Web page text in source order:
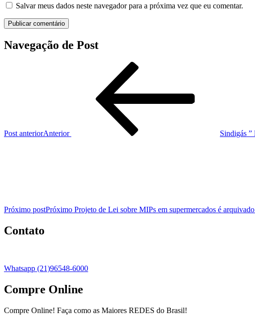
Salvar meus dados neste navegador para a próxima vez que eu comentar.
Navegação de Post
Post anteriorAnterior Sindigás ”
Próximo postPróximo Projeto de Lei sobre MIPs em supermercados é
Contato
Whatsapp (21)96548-6000
Compre Online
Compre Online! Faça como as Maiores REDES do Brasil!